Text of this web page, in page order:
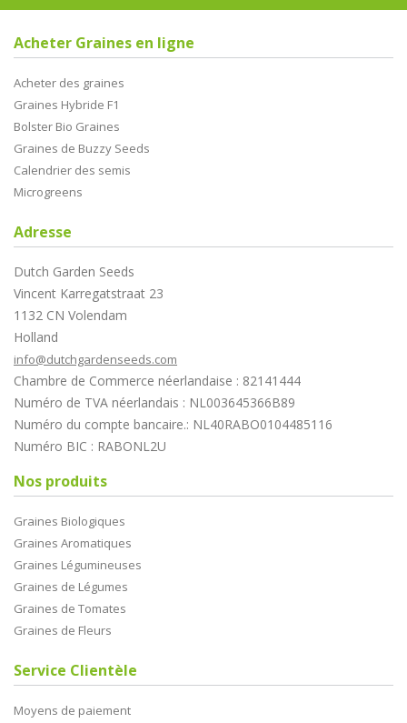
Acheter Graines en ligne
Acheter des graines
Graines Hybride F1
Bolster Bio Graines
Graines de Buzzy Seeds
Calendrier des semis
Microgreens
Adresse
Dutch Garden Seeds
Vincent Karregatstraat 23
1132 CN Volendam
Holland
info@dutchgardenseeds.com
Chambre de Commerce néerlandaise : 82141444
Numéro de TVA néerlandais : NL003645366B89
Numéro du compte bancaire.: NL40RABO0104485116
Numéro BIC : RABONL2U
Nos produits
Graines Biologiques
Graines Aromatiques
Graines Légumineuses
Graines de Légumes
Graines de Tomates
Graines de Fleurs
Service Clientèle
Moyens de paiement